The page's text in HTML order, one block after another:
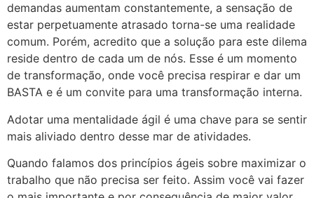
demandas aumentam constantemente, a sensação de
estar perpetuamente atrasado torna-se uma realidade
comum. Porém, acredito que a solução para este dilema
reside dentro de cada um de nós. Esse é um momento
de transformação, onde você precisa respirar e dar um
BASTA e é um convite para uma transformação interna.
Adotar uma mentalidade ágil é uma chave para se sentir
mais aliviado dentro desse mar de atividades.
Quando falamos dos princípios ágeis sobre maximizar o
trabalho que não precisa ser feito. Assim você vai fazer